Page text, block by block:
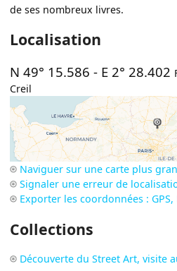
de ses nombreux livres.
Localisation
N 49° 15.586 - E 2° 28.402
Creil
Naviguer sur une carte plus
Signaler une erreur de
Exporter les coordonnées : GPS,
Collections
Découverte du Street Art, visite